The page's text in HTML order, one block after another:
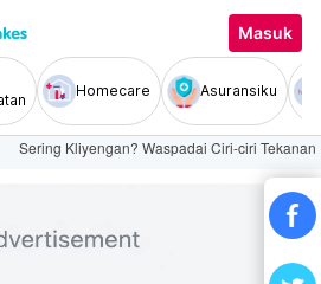
Masuk
Homecare Asuransiku
Sering Kliyengan? Waspadai Ciri-ciri